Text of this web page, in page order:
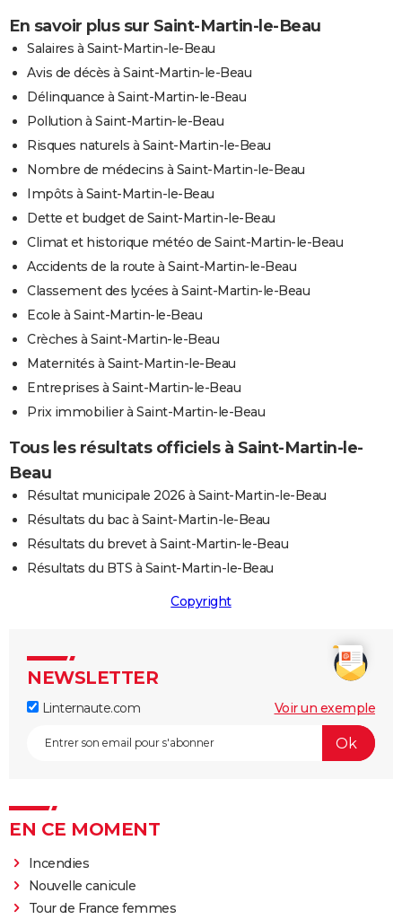
En savoir plus sur Saint-Martin-le-Beau
Salaires à Saint-Martin-le-Beau
Avis de décès à Saint-Martin-le-Beau
Délinquance à Saint-Martin-le-Beau
Pollution à Saint-Martin-le-Beau
Risques naturels à Saint-Martin-le-Beau
Nombre de médecins à Saint-Martin-le-Beau
Impôts à Saint-Martin-le-Beau
Dette et budget de Saint-Martin-le-Beau
Climat et historique météo de Saint-Martin-le-Beau
Accidents de la route à Saint-Martin-le-Beau
Classement des lycées à Saint-Martin-le-Beau
Ecole à Saint-Martin-le-Beau
Crèches à Saint-Martin-le-Beau
Maternités à Saint-Martin-le-Beau
Entreprises à Saint-Martin-le-Beau
Prix immobilier à Saint-Martin-le-Beau
Tous les résultats officiels à Saint-Martin-le-
Beau
Résultat municipale 2026 à Saint-Martin-le-Beau
Résultats du bac à Saint-Martin-le-Beau
Résultats du brevet à Saint-Martin-le-Beau
Résultats du BTS à Saint-Martin-le-Beau
Copyright
NEWSLETTER
Linternaute.com Voir un exemple
EN CE MOMENT
Incendies
Nouvelle canicule
Tour de France femmes